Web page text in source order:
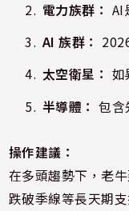
電力族群： AI
AI 族群：
太空衛星： 如
半導體： 包含
操作建議：
在多頭趨勢下，老
跌破季線等長天期